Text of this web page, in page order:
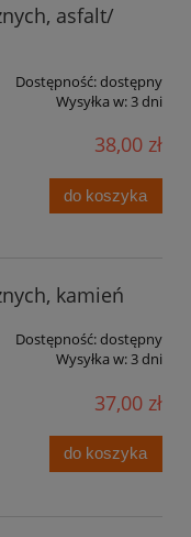
asfalt/
Dostępność:dostępny
Wysyłka w:3 dni
38,00 zł
do koszyka
kamień
Dostępność:dostępny
Wysyłka w:3 dni
37,00 zł
do koszyka